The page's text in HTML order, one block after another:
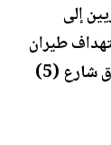
إلى
طيران
الاحتلال مجموعة من الفلسطينيين قرب مفترق شارع (5)